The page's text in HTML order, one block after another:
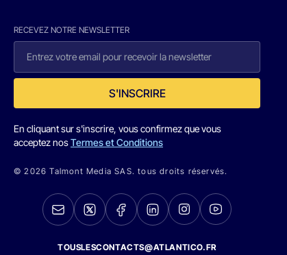
RECEVEZ NOTRE NEWSLETTER
S'INSCRIRE
En cliquant sur s'inscrire, vous confirmez que vous
acceptez nosTermes et Conditions
© 2026 Talmont Media SAS. tous droits réservés.
TOUSLESCONTACTS@ATLANTICO.FR